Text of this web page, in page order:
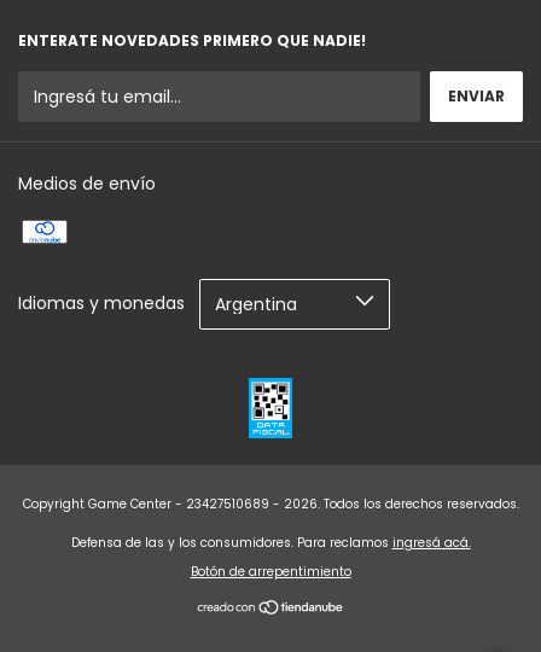
ENTERATE NOVEDADES PRIMERO QUE NADIE!
Medios de envío
Idiomas y monedas
Copyright Game Center - 23427510689 - 2026. Todos los derechos reservados.
Defensa de las y los consumidores. Para reclamos ingresá acá.
Botón de arrepentimiento